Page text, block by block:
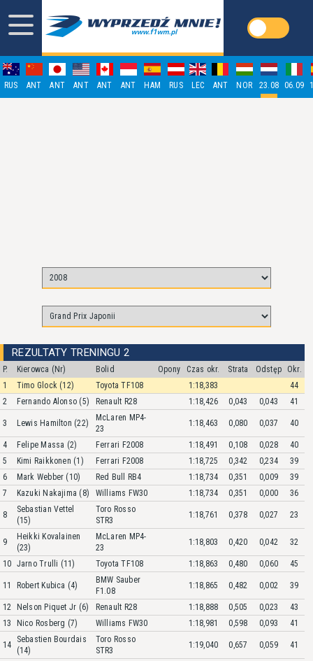
RUS ANT ANT ANT ANT ANT HAM RUS LEC ANT NOR 23.08 06.09
REZULTATY TRENINGU 2
P. Kierowca (Nr) Bolid Opony Czas okr. Strata Odstęp
Okr.
1
Timo Glock (12) Toyota TF108 1:18,383
44
2
Fernando Alonso (5) Renault R28 1:18,426 0,043 0,043 41
3 Lewis Hamilton (22)
McLaren MP4-
23
1:18,463 0,080 0,037 40
4 Felipe Massa (2) Ferrari F2008 1:18,491 0,108 0,028
40
5
Kimi Raikkonen (1) Ferrari F2008 1:18,725 0,342 0,234
39
6
Mark Webber (10) Red Bull RB4 1:18,734 0,351 0,009
39
7
Kazuki Nakajima (8) Williams FW30 1:18,734 0,351 0,000 36
8
Sebastian Vettel
(15)
Toro Rosso
STR3
1:18,761 0,378 0,027 23
9
Heikki Kovalainen
(23)
McLaren MP4-
23
1:18,803 0,420 0,042 32
10 Jarno Trulli (11) Toyota TF108 1:18,863 0,480 0,060 45
11 Robert Kubica (4)
BMW Sauber
F1.08
1:18,865 0,482 0,002 39
12 Nelson Piquet Jr (6) Renault R28 1:18,888 0,505 0,023
43
13
Nico Rosberg (7) Williams FW30 1:18,981 0,598 0,093 41
14
Sebastien Bourdais
(14)
Toro Rosso
STR3
1:19,040 0,657 0,059 41